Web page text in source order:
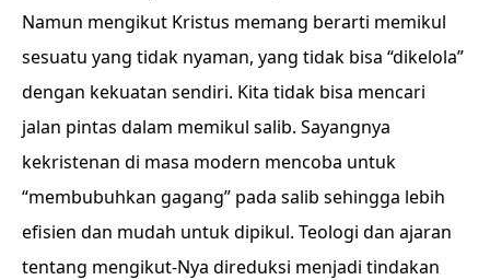
Namun mengikut Kristus memang berarti memikul
sesuatu yang tidak nyaman, yang tidak bisa “dikelola”
dengan kekuatan sendiri. Kita tidak bisa mencari
jalan pintas dalam memikul salib. Sayangnya
kekristenan di masa modern mencoba untuk
“membubuhkan gagang” pada salib sehingga lebih
efisien dan mudah untuk dipikul. Teologi dan ajaran
tentang mengikut-Nya direduksi menjadi tindakan